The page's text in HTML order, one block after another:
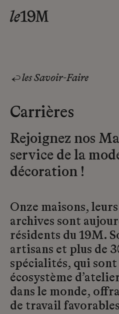
les Savoir-Faire
Carrières
Rejoignez nos
service de la
décoration !
Onze maisons,
archives sont
résidents du 19M.
artisans et plus de
spécialités, qui
écosystème
dans le monde,
de travail